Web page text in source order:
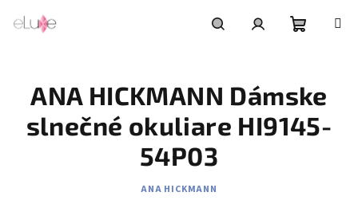
košík
ANA HICKMANN Dámske
slnečné okuliare HI9145-
54P03
ANA HICKMANN